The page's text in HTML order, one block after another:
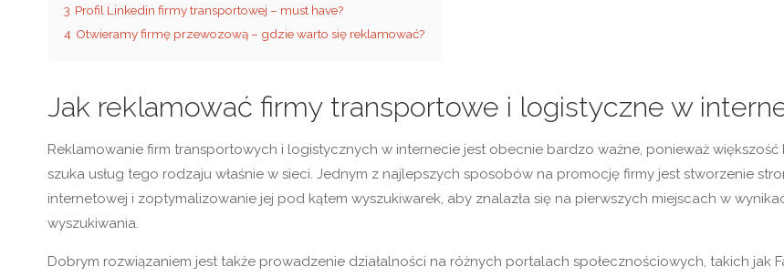
3 Profil Linkedin firmy transportowej – must have?
4 Otwieramy firmę przewozową – gdzie warto się reklamować?
Jak reklamować firmy transportowe i logistyczne w
Reklamowanie firm transportowych i logistycznych w internecie jest obecnie bardzo ważne, ponieważ większość
szuka usług tego rodzaju właśnie w sieci. Jednym z najlepszych sposobów na promocję firmy jest stworzenie
internetowej i zoptymalizowanie jej pod kątem wyszukiwarek, aby znalazła się na pierwszych miejscach w
wyszukiwania.
Dobrym rozwiązaniem jest także prowadzenie działalności na różnych portalach społecznościowych, takich jak